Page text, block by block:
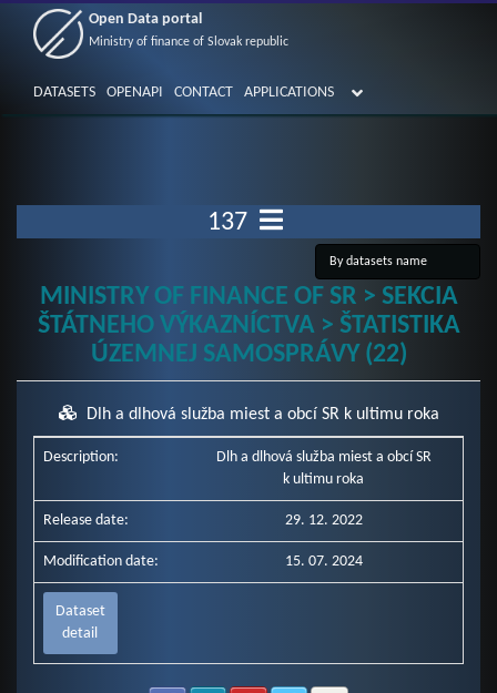
Open Data portal
Ministry of finance of Slovak republic
DATASETS OPENAPI CONTACT APPLICATIONS
137
MINISTRY OF FINANCE OF SR > SEKCIA
ŠTÁTNEHO VÝKAZNÍCTVA > ŠTATISTIKA
ÚZEMNEJ SAMOSPRÁVY (22)
Dlh a dlhová služba miest a obcí SR k ultimu roka
Description:
Dlh a dlhová služba miest a obcí SR
k ultimu roka
Release date: 29. 12. 2022
Modification date: 15. 07. 2024
Dataset
detail